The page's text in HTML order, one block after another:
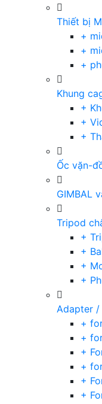
Thiết bị
+
+
+
Khung
+
+
+
Ốc vặn-
GIMBAL
Tripod
+
+
+
+
Adapter /
+
+
+
+
+
+